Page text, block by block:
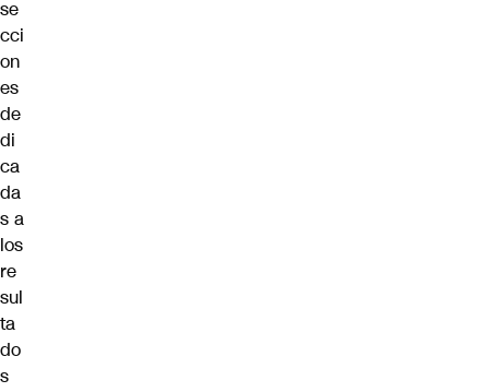
se
cci
on
es
de
di
ca
da
s a
los
re
sul
ta
do
s